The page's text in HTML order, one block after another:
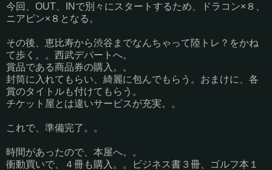
今回、OUT、INで別々にスタートするため、ドラコン×８、
ニアピン×８となる。
その後、恵比寿から渋谷までなんちゃって陸トレ？をかね
て歩く。。西武デパートへ。
賞品である商品券の購入。。
封筒に入れてもらい、綺麗に包んでもらう。おまけに、各
賞のタイトルも付けてもらう。
チケット屋とは違いサービスが充実。。
これで、準備完了。。
時間があったので、本屋へ。。
衝動買いで、４冊も購入。。ビジネス書３冊、ゴルフ本１